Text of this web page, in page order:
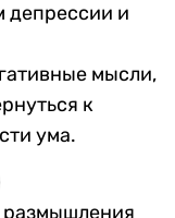
депрессии и
мысли,
к
ума.
размышления